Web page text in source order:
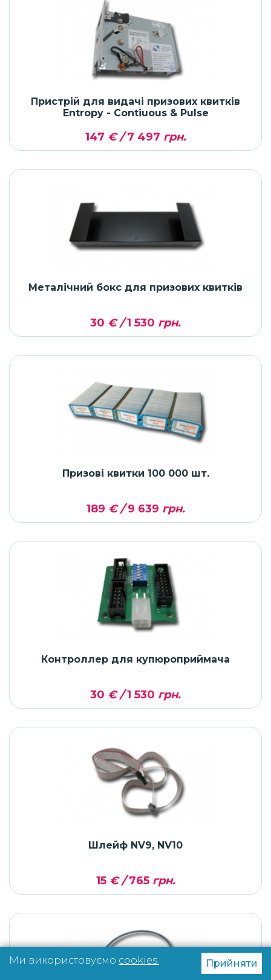
Пристрій для видачі призових квитків
Entropy - Contiuous & Pulse
147 € /7 497 грн.
Металічний бокс для призових квитків
30 € /1 530 грн.
Призові квитки 100 000 шт.
189 € /9 639 грн.
Контроллер для купюроприймача
30 € /1 530 грн.
Шлейф NV9, NV10
15€ /765грн.
Ми використовуємо cookies. Прийняти